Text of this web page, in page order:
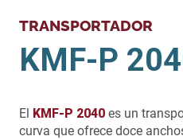
TRANSPORTADOR
KMF-P
El KMF-P 2040 es un
curva que ofrece doce